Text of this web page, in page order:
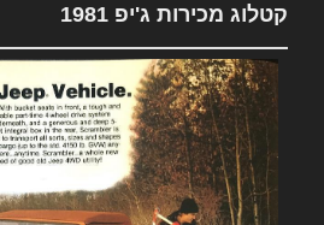
קטלוג מכירות ג'יפ 1981